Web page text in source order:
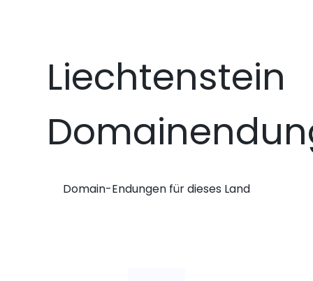
Liechtenstein
Domain-Endungen für dieses Land